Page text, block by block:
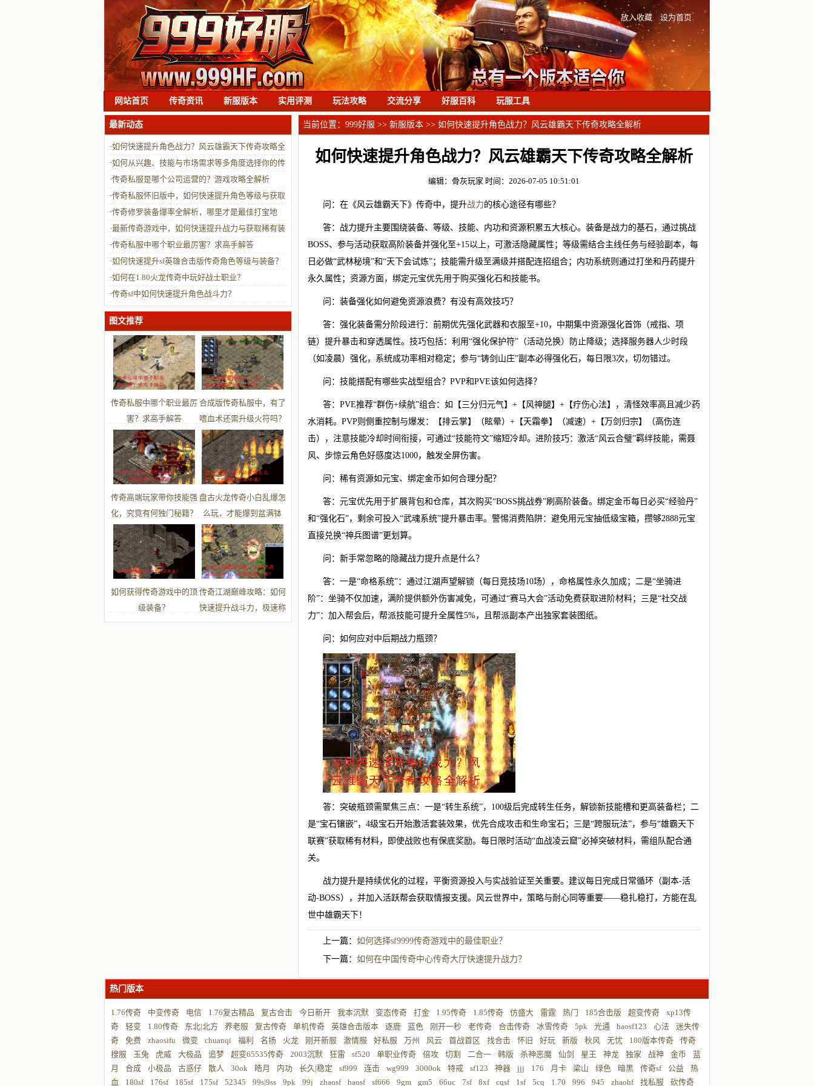
放入收藏 设为首页
网站首页 传奇资讯 新服版本 实用评测 玩法攻略 交流分享 好服百科 玩服工具
当前位置： 999好服 >> 新服版本 >> 如何快速提升角色战力？风云雄霸天下传奇攻略全解析
如何快速提升角色战力？风云雄霸天下传奇攻略全解析
编辑：骨灰玩家 时间：2026-07-05 10:51:01
问：在《风云雄霸天下》传奇中，提升战力的核心途径有哪些？
答：战力提升主要围绕装备、等级、技能、内功和资源积累五大核心。装备是战力的基石，通过挑战
BOSS、参与活动获取高阶装备并强化至+15以上，可激活隐藏属性；等级需结合主线任务与经验副本，每
日必做“武林秘境”和“天下会试炼”；技能需升级至满级并搭配连招组合；内功系统则通过打坐和丹药提升
永久属性；资源方面，绑定元宝优先用于购买强化石和技能书。
问：装备强化如何避免资源浪费？有没有高效技巧？
答：强化装备需分阶段进行：前期优先强化武器和衣服至+10，中期集中资源强化首饰（戒指、项
链）提升暴击和穿透属性。技巧包括：利用“强化保护符”（活动兑换）防止降级；选择服务器人少时段
（如凌晨）强化，系统成功率相对稳定；参与“铸剑山庄”副本必得强化石，每日限3次，切勿错过。
问：技能搭配有哪些实战型组合？PVP和PVE该如何选择？
答：PVE推荐“群伤+续航”组合：如【三分归元气】+【风神腿】+【疗伤心法】，清怪效率高且减少药
水消耗。PVP则侧重控制与爆发：【排云掌】（眩晕）+【天霜拳】（减速）+【万剑归宗】（高伤连
击），注意技能冷却时间衔接，可通过“技能符文”缩短冷却。进阶技巧：激活“风云合璧”羁绊技能，需聂
风、步惊云角色好感度达1000，触发全屏伤害。
问：稀有资源如元宝、绑定金币如何合理分配？
答：元宝优先用于扩展背包和仓库，其次购买“BOSS挑战券”刷高阶装备。绑定金币每日必买“经验丹”
和“强化石”，剩余可投入“武魂系统”提升暴击率。警惕消费陷阱：避免用元宝抽低级宝箱，攒够2888元宝
直接兑换“神兵图谱”更划算。
问：新手常忽略的隐藏战力提升点是什么？
答：一是“命格系统”：通过江湖声望解锁（每日竞技场10场），命格属性永久加成；二是“坐骑进
阶”：坐骑不仅加速，满阶提供额外伤害减免，可通过“赛马大会”活动免费获取进阶材料；三是“社交战
力”：加入帮会后，帮派技能可提升全属性5%，且帮派副本产出独家套装图纸。
问：如何应对中后期战力瓶颈？
答：突破瓶颈需聚焦三点：一是“转生系统”，100级后完成转生任务，解锁新技能槽和更高装备栏；二
是“宝石镶嵌”，4级宝石开始激活套装效果，优先合成攻击和生命宝石；三是“跨服玩法”，参与“雄霸天下
联赛”获取稀有材料，即使战败也有保底奖励。每日限时活动“血战凌云窟”必掉突破材料，需组队配合通
关。
战力提升是持续优化的过程，平衡资源投入与实战验证至关重要。建议每日完成日常循环（副本-活
动-BOSS），并加入活跃帮会获取情报支援。风云世界中，策略与耐心同等重要——稳扎稳打，方能在乱
世中雄霸天下！
上一篇： 如何选择sf9999传奇游戏中的最佳职业？
下一篇： 如何在中国传奇中心传奇大厅快速提升战力？
最新动态
·如何快速提升角色战力？风云雄霸天下传奇攻略全
解析
·如何从兴趣、技能与市场需求等多角度选择你的传
奇职业？
·传奇私服是哪个公司运营的？游戏攻略全解析
·传奇私服怀旧版中，如何快速提升角色等级与获取
极品装备？
·传奇修罗装备爆率全解析，哪里才是最佳打宝地
点？
·最新传奇游戏中，如何快速提升战力与获取稀有装
备？
·传奇私服中哪个职业最厉害？求高手解答
·如何快速提升sf英雄合击版传奇角色等级与装备？
·如何在1.80火龙传奇中玩好战士职业？
·传奇sf中如何快速提升角色战斗力？
图文推荐
传奇私服中哪个职业最厉
害？求高手解答
合成版传奇私服中，有了
嗜血术还需升级火符吗？
传奇高端玩家带你技能强
化，究竟有何独门秘籍？
盘古火龙传奇小白乱爆怎
么玩，才能爆到盆满钵
满？
如何获得传奇游戏中的顶
级装备？
传奇江湖巅峰攻略：如何
快速提升战斗力，极速称
霸沙城？
热门版本
1.76传奇 中变传奇 电信 1.76复古精品 复古合击 今日新开 我本沉默 变态传奇 打金 1.95传奇 1.85传奇 仿盛大 雷霆 热门 185合击版 超变传奇
xp13传
奇
轻变 1.80传奇 东北|北方 养老服 复古传奇 单机传奇 英雄合击版本 逐鹿 蓝色 刚开一秒 老传奇 合击传奇 冰雪传奇 5pk 光通 haosf123 心法
迷失传
奇
免费 zhaosifu 微变 chuanqi 福利 名扬 火龙 刚开新服 激情服 好私服 万州 风云 首战首区 找合击 怀旧 好玩 新版 秋风 无忧 180版本传奇
传奇
搜服
玉兔 虎威 大极品 追梦 超变65535传奇 2003沉默 狂雷 sf520 单职业传奇 倍攻 切割 二合一 韩版 杀神恶魔 仙剑 星王 神龙 独家 战神 金币
蓝
月
合成 小极品 古惑仔 散人 30ok 皓月 内功 长久|稳定 sf999 连击 wg999 3000ok 特戒 sf123 神器 jjj 176 月卡 梁山 绿色 暗黑 传奇sf 公益
热
血
180sf 176sf 185sf 175sf 52345 99s|9ss 9pk 99j zhaosf haosf sf666 9gm gm5 66uc 7sf 8xf cqsf 1sf 5cq 1.70 996 945 zhaohf 找私服 砍传奇